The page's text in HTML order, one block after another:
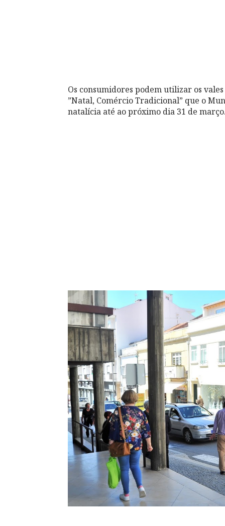
Os consumidores podem utilizar os
”Natal, Comércio Tradicional” que o
natalícia até ao próximo dia 31 de